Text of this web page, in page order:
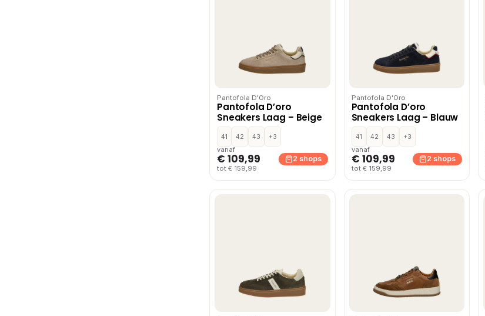
Pantofola D'Oro
Pantofola D’oro
Sneakers Laag – Beige
41 42 43
+3
vanaf
€ 109,99
tot € 159,99
2 shops
Pantofola D'Oro
Pantofola D’oro
Sneakers Laag – Blauw
41 42 43
+3
vanaf
€ 109,99
tot € 159,99
2 shops